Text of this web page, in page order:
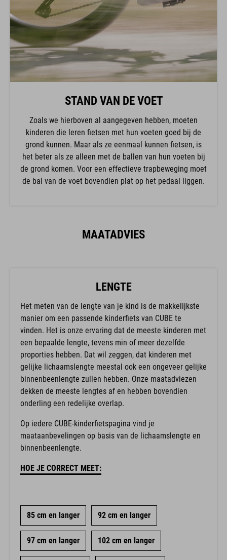
STAND VAN DE VOET
Zoals we hierboven al aangegeven hebben, moeten
kinderen die leren fietsen met hun voeten goed bij de
grond kunnen. Maar als ze eenmaal kunnen fietsen, is
het beter als ze alleen met de ballen van hun voeten bij
de grond komen. Voor een effectieve trapbeweging moet
de bal van de voet bovendien plat op het pedaal liggen.
MAATADVIES
LENGTE
Het meten van de lengte van je kind is de makkelijkste
manier om een passende kinderfiets van CUBE te
vinden. Het is onze ervaring dat de meeste kinderen met
een bepaalde lengte, tevens min of meer dezelfde
proporties hebben. Dat wil zeggen, dat kinderen met
gelijke lichaamslengte meestal ook een ongeveer gelijke
binnenbeenlengte zullen hebben. Onze maatadviezen
dekken de meeste lengtes af en hebben bovendien
onderling een redelijke overlap.
Op iedere CUBE-kinderfietspagina vind je
maataanbevelingen op basis van de lichaamslengte en
binnenbeenlengte.
HOE JE CORRECT MEET:
85 cm en langer 92 cm en langer
97 cm en langer 102 cm en langer